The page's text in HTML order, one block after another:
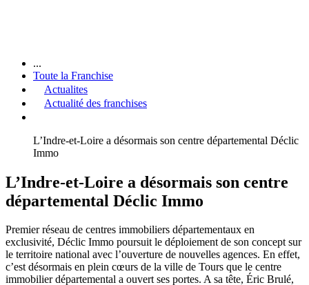
...
Toute la Franchise
Actualites
Actualité des franchises
L’Indre-et-Loire a désormais son centre départemental Déclic
Immo
L’Indre-et-Loire a désormais son centre
départemental Déclic Immo
Premier réseau de centres immobiliers départementaux en
exclusivité, Déclic Immo poursuit le déploiement de son concept sur
le territoire national avec l’ouverture de nouvelles agences. En effet,
c’est désormais en plein cœurs de la ville de Tours que le centre
immobilier départemental a ouvert ses portes. A sa tête, Éric Brulé,